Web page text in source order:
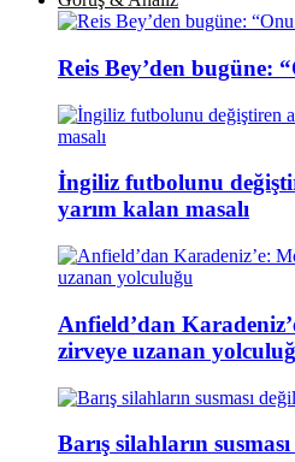
Reis Bey’den bugüne:
İngiliz futbolunu
yarım kalan masalı
Anfield’dan
zirveye uzanan
Barış silahların